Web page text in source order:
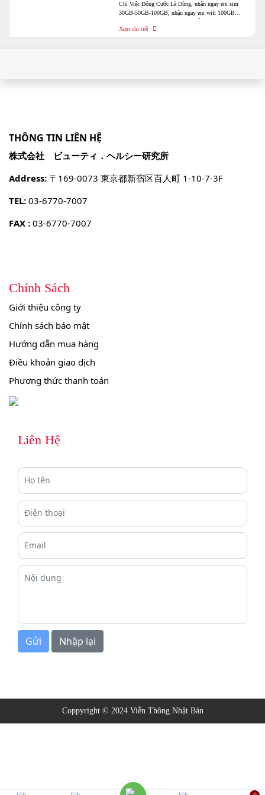
​Chỉ Việc Đóng Cước Là Dùng, nhận ngay em sim
30GB-50GB-100GB, nhận ngay em wifi 100GB
tháng và 1 năm
Xem chi tiết
THÔNG TIN LIÊN HỆ
株式会社 ビューティ．ヘルシー研究所
Address: 〒169-0073 東京都新宿区百人町 1-10-7-3F
TEL: 03-6770-7007
FAX : 03-6770-7007
Chính Sách
Giới thiệu công ty
Chính sách bảo mật
Hướng dẫn mua hàng
Điều khoản giao dịch
Phương thức thanh toán
Liên Hệ
Họ tên
Điện thoại
Email
Nội dung
Coppyright © 2024 Viễn Thông Nhật Bản